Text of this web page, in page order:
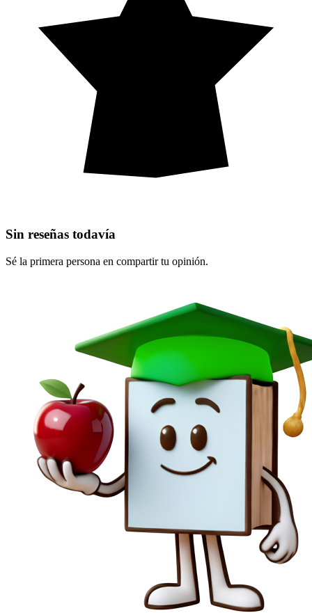
Sin reseñas todavía
Sé la primera persona en compartir tu opinión.